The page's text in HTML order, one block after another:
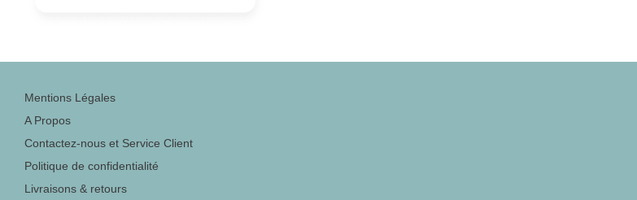
Mentions Légales
A Propos
Contactez-nous et Service Client
Politique de confidentialité
Livraisons & retours